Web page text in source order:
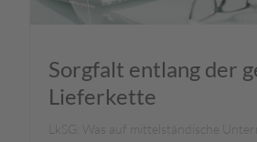
Sorgfalt entlang der
Lieferkette
LkSG: Was auf mittelständische